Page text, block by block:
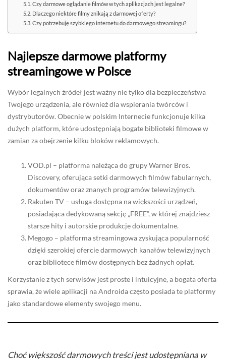
Czy darmowe oglądanie filmów w tych aplikacjach jest legalne?
Dlaczego niektóre filmy znikają z darmowej oferty?
Czy potrzebuję szybkiego internetu do darmowego streamingu?
Najlepsze darmowe platformy
streamingowe w Polsce
Wybór legalnych źródeł jest ważny nie tylko dla bezpieczeństwa
Twojego urządzenia, ale również dla wspierania twórców i
dystrybutorów. Obecnie w polskim Internecie funkcjonuje kilka
dużych platform, które udostępniają bogate biblioteki filmowe w
zamian za obejrzenie kilku bloków reklamowych.
VOD.pl – platforma należąca do grupy Warner Bros.
Discovery, oferująca setki darmowych filmów fabularnych,
dokumentów oraz znanych programów telewizyjnych.
Rakuten TV – usługa dostępna na większości urządzeń,
posiadająca dedykowaną sekcję „FREE”, w której znajdziesz
starsze hity i autorskie produkcje dokumentalne.
Megogo – platforma streamingowa zyskująca popularność
dzięki szerokiej ofercie darmowych kanałów telewizyjnych
oraz bibliotece filmów dostępnych bez żadnych opłat.
Korzystanie z tych serwisów jest proste i intuicyjne, a bogata oferta
sprawia, że wiele aplikacji na Androida często posiada te platformy
jako standardowe elementy swojego menu.
Choć większość darmowych treści jest udostępniana w